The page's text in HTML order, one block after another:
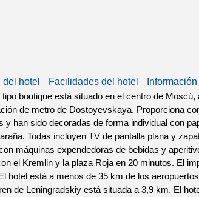
del hotel Facilidades del hotel
tipo boutique está situado en el centro de
de metro de Dostoyevskaya. Proporciona
y han sido decoradas de forma individual con
Todas incluyen TV de pantalla plana y
máquinas expendedoras de bebidas y
el Kremlin y la plaza Roja en 20 minutos. El
hotel está a menos de 35 km de los
de Leningradskiy está situada a 3,9 km. El